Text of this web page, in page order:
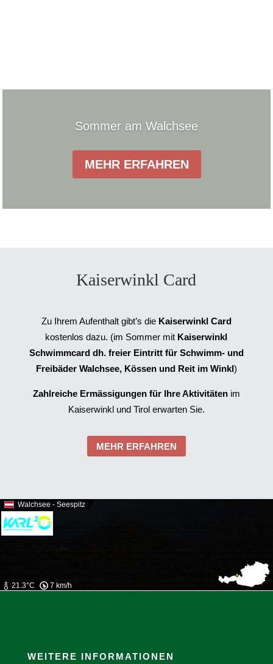
Sommer am Walchsee
MEHR ERFAHREN
Kaiserwinkl Card
Zu Ihrem Aufenthalt gibt’s die Kaiserwinkl Card
kostenlos dazu. (im Sommer mit Kaiserwinkl
Schwimmcard dh. freier Eintritt für Schwimm- und
Freibäder Walchsee, Kössen und Reit im Winkl)
Zahlreiche Ermässigungen für Ihre Aktivitätenim
Kaiserwinkl und Tirol erwarten Sie.
MEHR ERFAHREN
Walchsee - Seespitz
21.3°C 7 km/h
WEITERE INFORMATIONEN